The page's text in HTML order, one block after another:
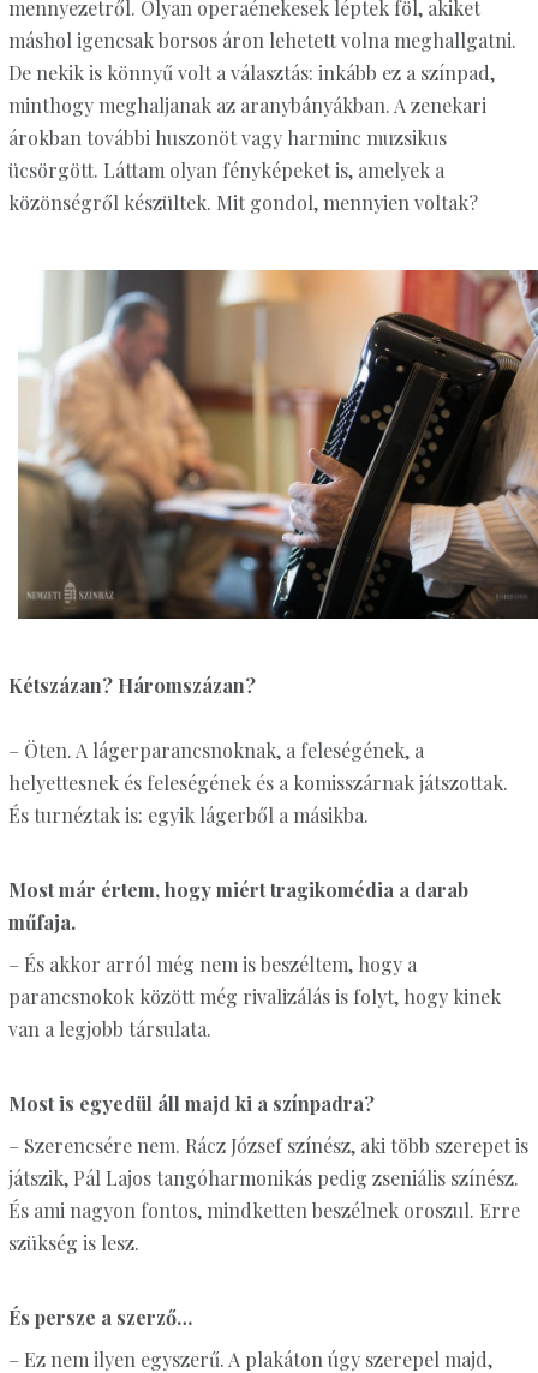
mennyezetről. Olyan operaénekesek léptek föl, akiket
máshol igencsak borsos áron lehetett volna meghallgatni.
De nekik is könnyű volt a választás: inkább ez a színpad,
minthogy meghaljanak az aranybányákban. A zenekari
árokban további huszonöt vagy harminc muzsikus
ücsörgött. Láttam olyan fényképeket is, amelyek a
közönségről készültek. Mit gondol, mennyien voltak?
Kétszázan? Háromszázan?
– Öten. A lágerparancsnoknak, a feleségének, a
helyettesnek és feleségének és a komisszárnak játszottak.
És turnéztak is: egyik lágerből a másikba.
Most már értem, hogy miért tragikomédia a darab
műfaja.
– És akkor arról még nem is beszéltem, hogy a
parancsnokok között még rivalizálás is folyt, hogy kinek
van a legjobb társulata.
Most is egyedül áll majd ki a színpadra?
– Szerencsére nem. Rácz József színész, aki több szerepet is
játszik, Pál Lajos tangóharmonikás pedig zseniális színész.
És ami nagyon fontos, mindketten beszélnek oroszul. Erre
szükség is lesz.
És persze a szerző…
– Ez nem ilyen egyszerű. A plakáton úgy szerepel majd,